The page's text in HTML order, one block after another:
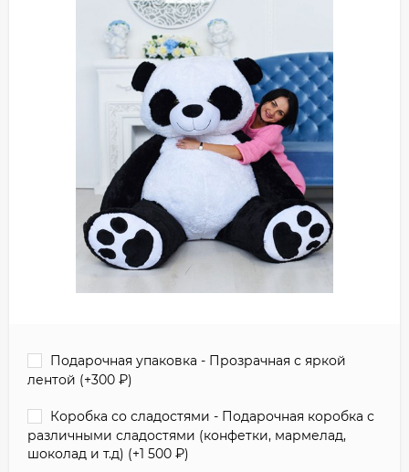
Подарочная упаковка - Прозрачная с яркой
лентой (+300 ₽)
Коробка со сладостями - Подарочная коробка с
различными сладостями (конфетки, мармелад,
шоколад и т.д) (+1 500 ₽)